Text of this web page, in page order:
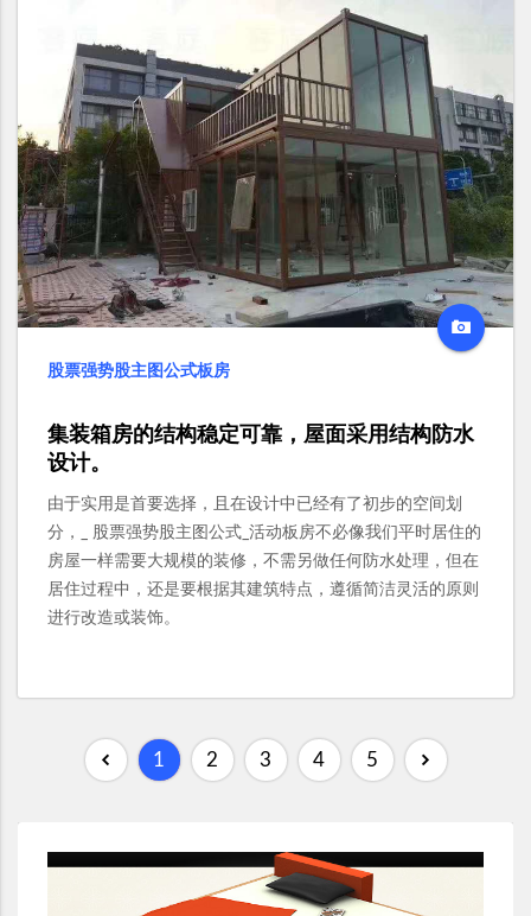
股票强势股主图公式板房
集装箱房的结构稳定可靠，屋面采用结构防水
设计。
由于实用是首要选择，且在设计中已经有了初步的空间划
分，_ 股票强势股主图公式_活动板房不必像我们平时居住的
房屋一样需要大规模的装修，不需另做任何防水处理，但在
居住过程中，还是要根据其建筑特点，遵循简洁灵活的原则
进行改造或装饰。
1 2 3 4 5